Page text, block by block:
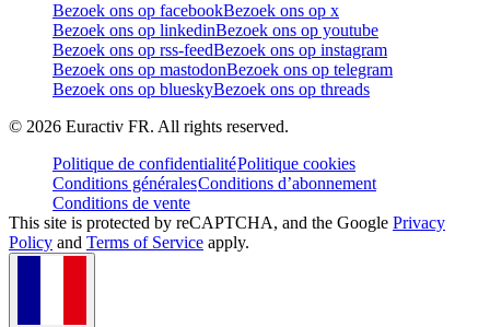
Bezoek ons op facebookBezoek ons op x
Bezoek ons op linkedinBezoek ons op youtube
Bezoek ons op rss-feedBezoek ons op instagram
Bezoek ons op mastodonBezoek ons op telegram
Bezoek ons op blueskyBezoek ons op threads
© 2026 Euractiv FR. All rights reserved.
Politique de confidentialitéPolitique cookies
Conditions généralesConditions d’abonnement
Conditions de vente
This site is protected by reCAPTCHA, and the Google Privacy
Policy and Terms of Service apply.